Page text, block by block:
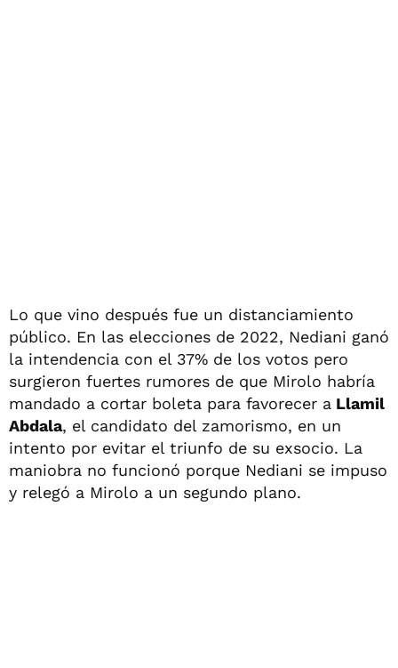
Lo que vino después fue un distanciamiento
público. En las elecciones de 2022, Nediani ganó
la intendencia con el 37% de los votos pero
surgieron fuertes rumores de que Mirolo habría
mandado a cortar boleta para favorecer a Llamil
Abdala, el candidato del zamorismo, en un
intento por evitar el triunfo de su exsocio. La
maniobra no funcionó porque Nediani se impuso
y relegó a Mirolo a un segundo plano.